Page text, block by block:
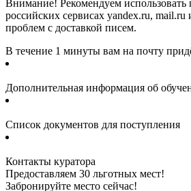
Внимание! Рекомендуем использовать
российских сервисах yandex.ru, mail.ru
проблем с доставкой писем.
В течение 1 минуты вам на почту
Дополнительная информация об
Список документов для поступления
Контакты куратора
Предоставляем 30 льготных мест!
Забронируйте место сейчас!